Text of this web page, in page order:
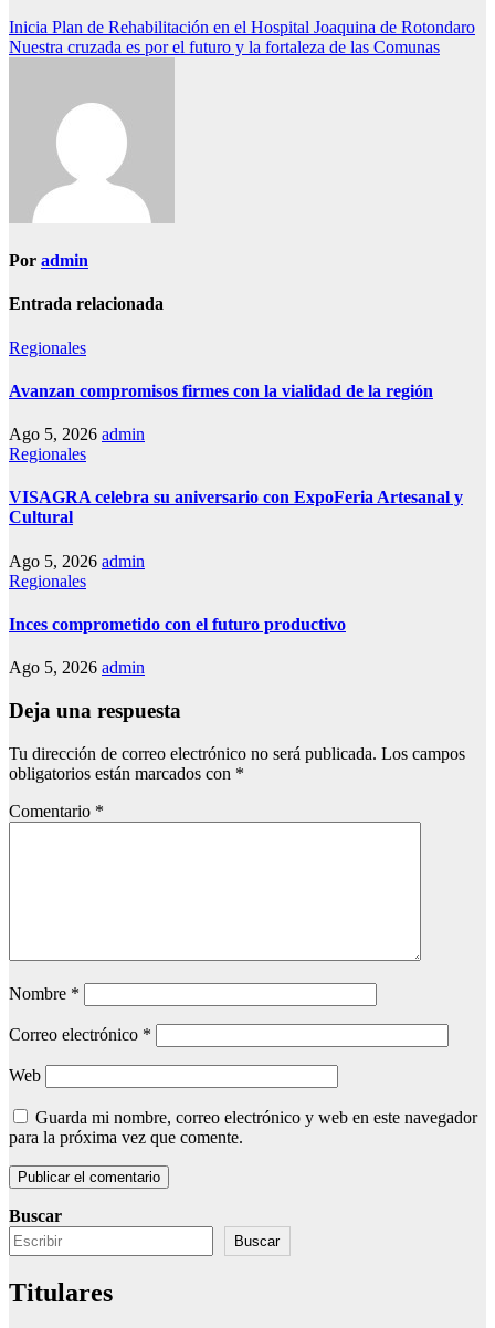
Navegación
de
Inicia Plan de Rehabilitación en el Hospital Joaquina de Rotondaro
Nuestra cruzada es por el futuro y la fortaleza de las Comunas
Por admin
Entrada relacionada
Regionales
Avanzan compromisos firmes con la vialidad de la región
Ago 5, 2026 admin
Regionales
VISAGRA celebra su aniversario con ExpoFeria Artesanal y
Cultural
Ago 5, 2026 admin
Regionales
Inces comprometido con el futuro productivo
Ago 5, 2026 admin
Deja una respuesta
Tu dirección de correo electrónico no será publicada. Los campos
obligatorios están marcados con *
Comentario *
Nombre *
Correo electrónico *
Web
Guarda mi nombre, correo electrónico y web en este navegador
para la próxima vez que comente.
Buscar
Buscar
Titulares